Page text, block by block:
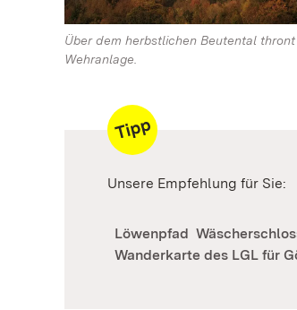
Über dem herbstlichen Beutental
Wehranlage.
Unsere Empfehlung für Sie:
Löwenpfad
Wanderkarte des LGL für